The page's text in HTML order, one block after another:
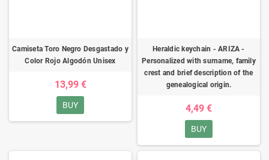
Camiseta Toro Negro Desgastado y
Color Rojo Algodón Unisex
13,99 €
BUY
Heraldic keychain - ARIZA -
Personalized with surname, family
crest and brief description of the
genealogical origin.
4,49 €
BUY